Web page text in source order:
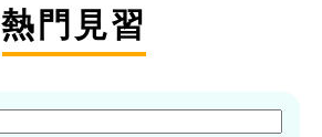
熱門見習